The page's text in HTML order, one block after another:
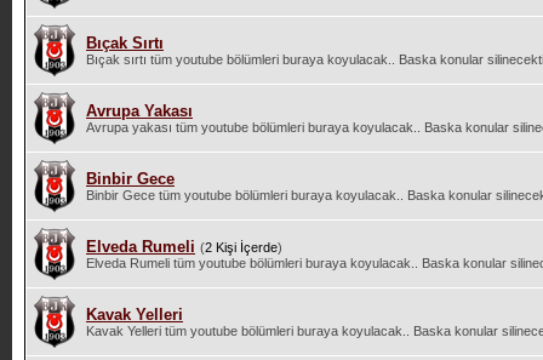
Bıçak Sırtı
Bıçak sırtı tüm youtube bölümleri buraya koyulacak.. Baska konular
Avrupa Yakası
Avrupa yakası tüm youtube bölümleri buraya koyulacak.. Baska konular
Binbir Gece
Binbir Gece tüm youtube bölümleri buraya koyulacak.. Baska konular
Elveda Rumeli (2 Kişi İçerde)
Elveda Rumeli tüm youtube bölümleri buraya koyulacak.. Baska konular
Kavak Yelleri
Kavak Yelleri tüm youtube bölümleri buraya koyulacak.. Baska konular